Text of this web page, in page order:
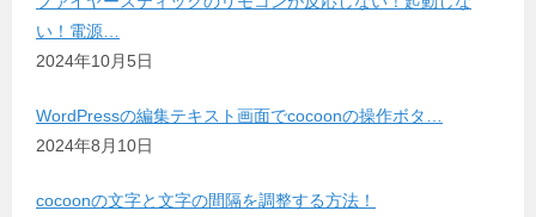
い！電源…
2024年10月5日
WordPressの編集テキスト画面でcocoonの操作ボタ…
2024年8月10日
cocoonの文字と文字の間隔を調整する方法！